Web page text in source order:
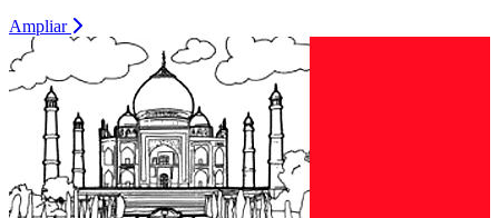
Ampliar